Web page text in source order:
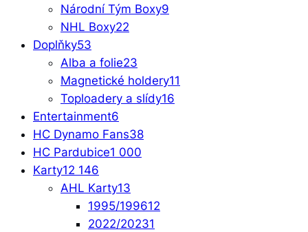
Národní Tým Boxy9
NHL Boxy22
Doplňky53
Alba a folie23
Magnetické holdery11
Toploadery a slídy16
Entertainment6
HC Dynamo Fans38
HC Pardubice1 000
Karty12 146
AHL Karty13
1995/199612
2022/20231